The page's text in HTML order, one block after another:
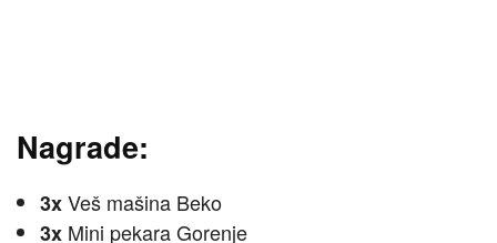
Nagrade:
3xVeš mašina Beko
3x Mini pekara Gorenje